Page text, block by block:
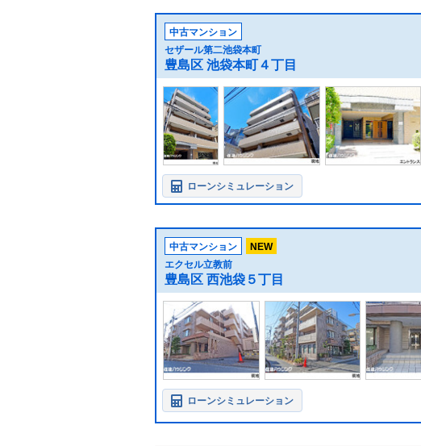
中古マンション
セザール第二池袋本町
豊島区 池袋本町４丁目
ローンシミュレーション
中古マンション
NEW
エクセル立教前
豊島区 西池袋５丁目
ローンシミュレーション